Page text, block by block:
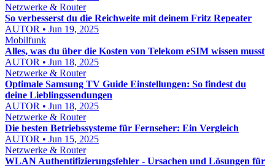
Netzwerke & Router
So verbesserst du die Reichweite mit deinem Fritz Repeater
AUTOR • Jun 19, 2025
Mobilfunk
Alles, was du über die Kosten von Telekom eSIM wissen musst
AUTOR • Jun 18, 2025
Netzwerke & Router
Optimale Samsung TV Guide Einstellungen: So findest du
deine Lieblingssendungen
AUTOR • Jun 18, 2025
Netzwerke & Router
Die besten Betriebssysteme für Fernseher: Ein Vergleich
AUTOR • Jun 15, 2025
Netzwerke & Router
WLAN Authentifizierungsfehler - Ursachen und Lösungen für